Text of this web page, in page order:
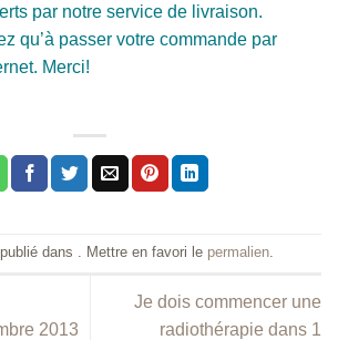
par notre service de livraison.
qu’à passer votre commande par
Merci!
dans . Mettre en favori le permalien.
2013
Je dois commencer une
radiothérapie dans 1